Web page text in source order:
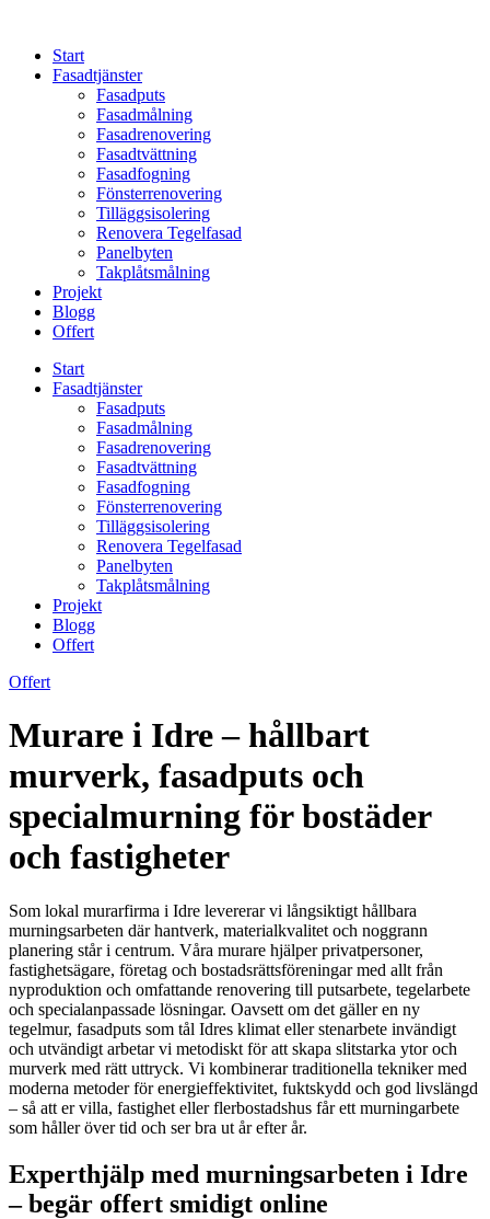
contentStart
Fasadtjänster
Fasadputs
Fasadmålning
Fasadrenovering
Fasadtvättning
Fasadfogning
Fönsterrenovering
Tilläggsisolering
Renovera Tegelfasad
Panelbyten
Takplåtsmålning
Projekt
Blogg
Offert
Start
Fasadtjänster
Fasadputs
Fasadmålning
Fasadrenovering
Fasadtvättning
Fasadfogning
Fönsterrenovering
Tilläggsisolering
Renovera Tegelfasad
Panelbyten
Takplåtsmålning
Projekt
Blogg
Offert
Offert
Murare i Idre – hållbart
murverk, fasadputs och
specialmurning för bostäder
och fastigheter
Som lokal murarfirma i Idre levererar vi långsiktigt hållbara
murningsarbeten där hantverk, materialkvalitet och noggrann
planering står i centrum. Våra murare hjälper privatpersoner,
fastighetsägare, företag och bostadsrättsföreningar med allt från
nyproduktion och omfattande renovering till putsarbete, tegelarbete
och specialanpassade lösningar. Oavsett om det gäller en ny
tegelmur, fasadputs som tål Idres klimat eller stenarbete invändigt
och utvändigt arbetar vi metodiskt för att skapa slitstarka ytor och
murverk med rätt uttryck. Vi kombinerar traditionella tekniker med
moderna metoder för energieffektivitet, fuktskydd och god livslängd
– så att er villa, fastighet eller flerbostadshus får ett murningarbete
som håller över tid och ser bra ut år efter år.
Experthjälp med murningsarbeten i Idre
– begär offert smidigt online